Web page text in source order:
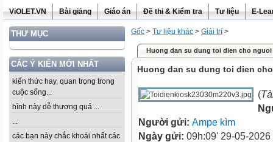
ViOLET.VN Bài giảng Giáo án Đề thi & Kiểm tra Tư liệu E-
THƯ MỤC
CÁC Ý KIẾN MỚI NHẤT
kiến thức hay, quan trọng trong
cuộc sống...
hình này dễ thương quá ...
...
các bạn này chắc khoái nhất các
Gốc > Tư liệu khác > Giải trí >
Huong dan su dung toi dien cho
Huong dan su dung toi dien
(
Người gửi: Ampe kìm
Ngày gửi: 09h:09' 29-05-2026